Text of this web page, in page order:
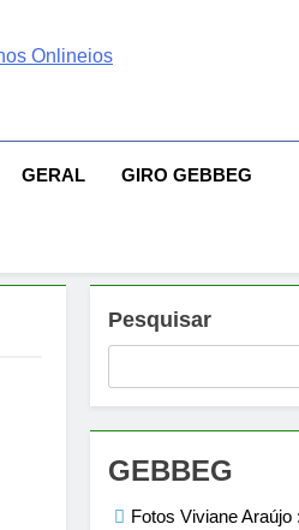
| Sexo |
Musas Brasileiras Sensual
GERAL GIRO GEBBEG
Pesquisar
GEBBEG
Fotos Viviane Araújo